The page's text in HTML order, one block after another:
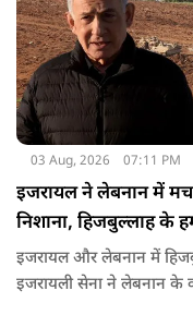
03 Aug, 2026 07:11 PM
इजरायल ने लेबनान में
निशाना, हिजबुल्लाह के
इजरायल और लेबनान में
इजरायली सेना ने लेबनान के